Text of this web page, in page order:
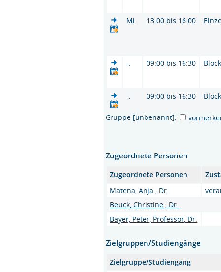
Mi. 13:00 bis 16:00
-. 09:00 bis 16:30 Block
-. 09:00 bis 16:30 Block
Gruppe [unbenannt]:
Zugeordnete Personen
Zugeordnete Personen
Matena, Anja , Dr.
Beuck, Christine , Dr.
Bayer, Peter, Professor, Dr.
Zielgruppen/Studiengänge
Zielgruppe/Studiengang